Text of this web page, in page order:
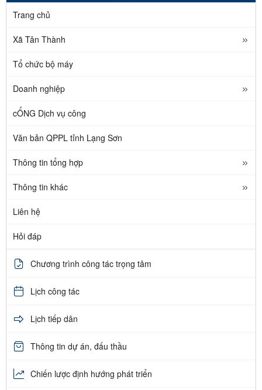
Trang chủ
Xã Tân Thành
Tổ chức bộ máy
Doanh nghiệp
cỔNG Dịch vụ công
Văn bản QPPL tỉnh Lạng Sơn
Thông tin tổng hợp
Thông tin khác
Liên hệ
Hỏi đáp
Chương trình công tác trọng tâm
Lịch công tác
Lịch tiếp dân
Thông tin dự án, đấu thầu
Chiến lược định hướng phát triển